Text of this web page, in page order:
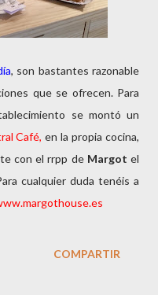
, son bastantes razonable
que se ofrecen. Para
se montó un
Café, en la propia cocina,
con el rrpp de Margot el
cualquier duda tenéis a
COMPARTIR